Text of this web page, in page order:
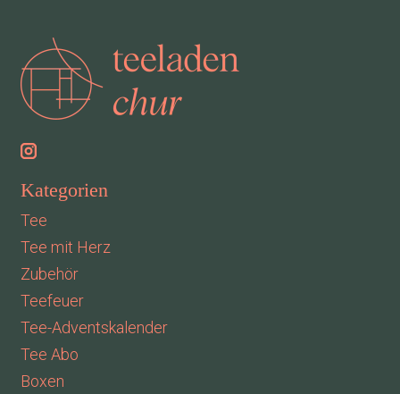
Kategorien
Tee
Tee mit Herz
Zubehör
Teefeuer
Tee-Adventskalender
Tee Abo
Boxen